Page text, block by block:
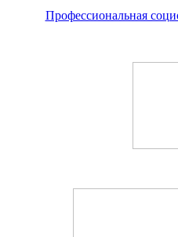
Профессиональная